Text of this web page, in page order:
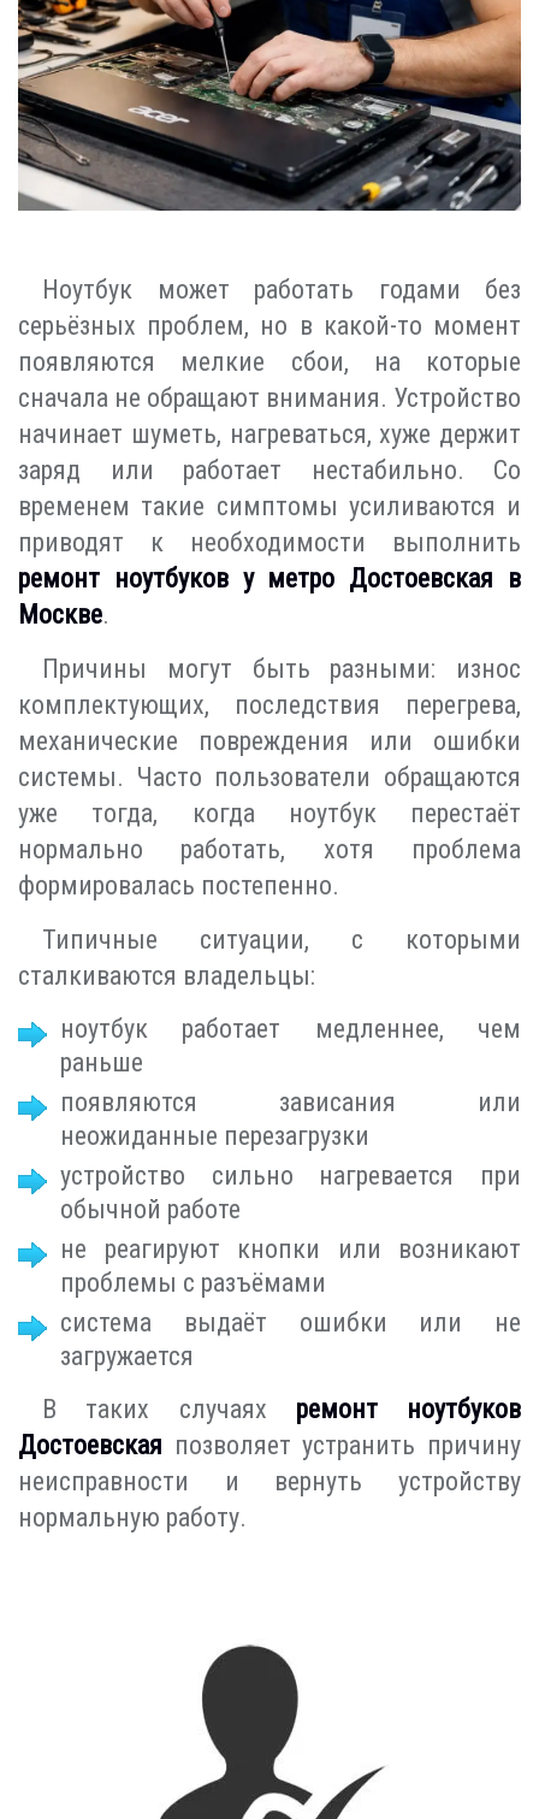
Ноутбук может работать годами без
серьёзных проблем, но в какой-то момент
появляются мелкие сбои, на которые
сначала не обращают внимания. Устройство
начинает шуметь, нагреваться, хуже держит
заряд или работает нестабильно. Со
временем такие симптомы усиливаются и
приводят к необходимости выполнить
ремонт ноутбуков у метро Достоевская в
Москве.
Причины могут быть разными: износ
комплектующих, последствия перегрева,
механические повреждения или ошибки
системы. Часто пользователи обращаются
уже тогда, когда ноутбук перестаёт
нормально работать, хотя проблема
формировалась постепенно.
Типичные ситуации, с которыми
сталкиваются владельцы:
ноутбук работает медленнее, чем
раньше
появляются зависания или
неожиданные перезагрузки
устройство сильно нагревается при
обычной работе
не реагируют кнопки или возникают
проблемы с разъёмами
система выдаёт ошибки или не
загружается
В таких случаях ремонт ноутбуков
Достоевская позволяет устранить причину
неисправности и вернуть устройству
нормальную работу.